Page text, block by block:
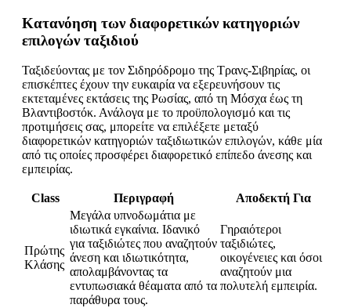
Κατανόηση των διαφορετικών κατηγοριών
επιλογών ταξιδιού
Ταξιδεύοντας με τον Σιδηρόδρομο της Τρανς-Σιβηρίας, οι
επισκέπτες έχουν την ευκαιρία να εξερευνήσουν τις
εκτεταμένες εκτάσεις της Ρωσίας, από τη Μόσχα έως τη
Βλαντιβοστόκ. Ανάλογα με το προϋπολογισμό και τις
προτιμήσεις σας, μπορείτε να επιλέξετε μεταξύ
διαφορετικών κατηγοριών ταξιδιωτικών επιλογών, κάθε μία
από τις οποίες προσφέρει διαφορετικό επίπεδο άνεσης και
εμπειρίας.
Class Περιγραφή Αποδεκτή Για
Πρώτης
Κλάσης
Μεγάλα υπνοδωμάτια με
ιδιωτικά εγκαίνια. Ιδανικό
για ταξιδιώτες που αναζητούν
άνεση και ιδιωτικότητα,
απολαμβάνοντας τα
εντυπωσιακά θέαματα από τα
παράθυρα τους.
Γηραιότεροι
ταξιδιώτες,
οικογένειες και όσοι
αναζητούν μια
πολυτελή εμπειρία.